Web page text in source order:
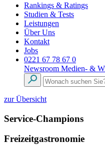
Rankings & Ratings
Studien & Tests
Leistungen
Über Uns
Kontakt
Jobs
0221 67 78 67 0
Newsroom Medien- &
zur Übersicht
Service-Champions
Freizeitgastronomie